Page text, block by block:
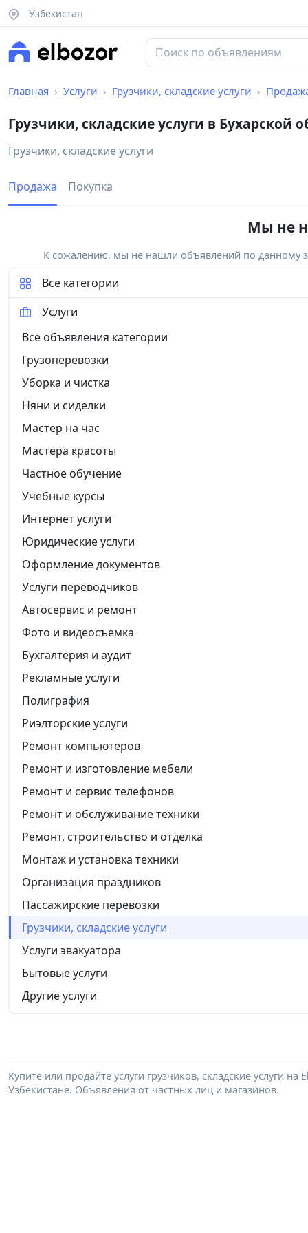
Узбекистан
Главная Услуги Грузчики, складские услуги
Грузчики, складские услуги в Бухарской
Грузчики, складские услуги
Продажа Покупка
Мы не
К сожалению, мы не нашли объявлений по данному
Все категории
Услуги
Все объявления категории
Грузоперевозки
Уборка и чистка
Няни и сиделки
Мастер на час
Мастера красоты
Частное обучение
Учебные курсы
Интернет услуги
Юридические услуги
Оформление документов
Услуги переводчиков
Автосервис и ремонт
Фото и видеосъемка
Бухгалтерия и аудит
Рекламные услуги
Полиграфия
Риэлторские услуги
Ремонт компьютеров
Ремонт и изготовление мебели
Ремонт и сервис телефонов
Ремонт и обслуживание техники
Ремонт, строительство и отделка
Монтаж и установка техники
Организация праздников
Пассажирские перевозки
Грузчики, складские услуги
Услуги эвакуатора
Бытовые услуги
Другие услуги
Купите или продайте услуги грузчиков, складские услуги
Узбекистане. Объявления от частных лиц и магазинов.